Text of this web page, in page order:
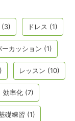
(3) ドレス (1)
ーカッション (1)
レッスン (10)
効率化 (7)
礎練習 (1)